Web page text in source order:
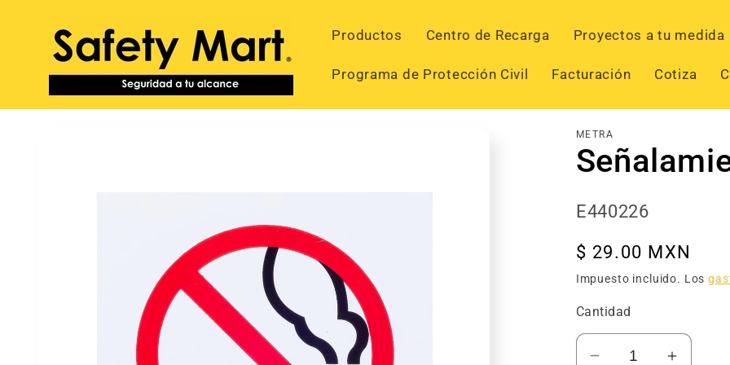
al contenido
Productos Centro de Recarga Proyectos a tu medida
Programa de Protección Civil Facturación Cotiza
METRA
SKU:
E440226
Precio
habitual
$ 29.00 MXN
Impuesto incluido. Los
Cantidad